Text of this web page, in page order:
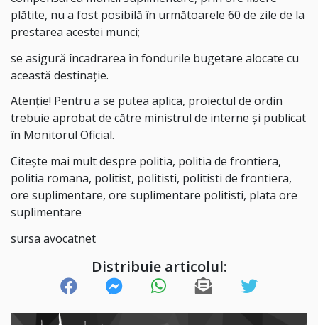
plătite, nu a fost posibilă în următoarele 60 de zile de la
prestarea acestei munci;
se asigură încadrarea în fondurile bugetare alocate cu
această destinaţie.
Atenție! Pentru a se putea aplica, proiectul de ordin
trebuie aprobat de către ministrul de interne și publicat
în Monitorul Oficial.
Citește mai mult despre politia, politia de frontiera,
politia romana, politist, politisti, politisti de frontiera,
ore suplimentare, ore suplimentare politisti, plata ore
suplimentare
sursa avocatnet
Distribuie articolul: